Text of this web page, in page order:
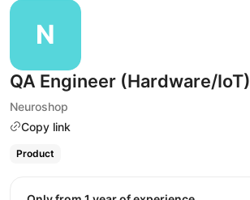
QA Engineer (Hardware/IoT)
Neuroshop
Copy link
Product